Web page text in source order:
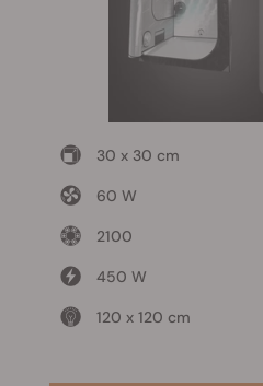
30 x 30 cm
60 W
2100
450 W
120 x 120 cm